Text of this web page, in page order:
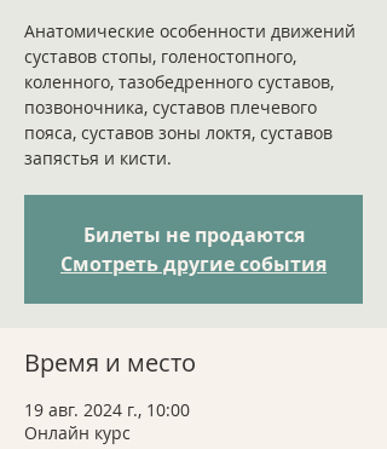
Анатомические особенности движений
суставов стопы, голеностопного,
коленного, тазобедренного суставов,
позвоночника, суставов плечевого
пояса, суставов зоны локтя, суставов
запястья и кисти.
Билеты не продаются
Смотреть другие события
Время и место
19 авг. 2024 г., 10:00
Онлайн курс